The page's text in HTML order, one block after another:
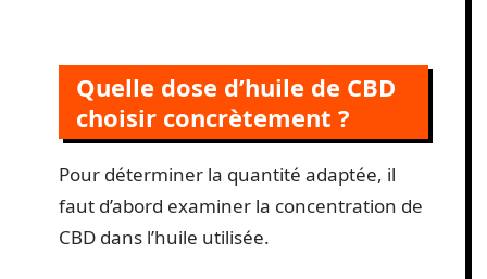
Quelle dose d’huile de CBD
choisir concrètement ?
Pour déterminer la quantité adaptée, il
faut d’abord examiner la concentration de
CBD dans l’huile utilisée.